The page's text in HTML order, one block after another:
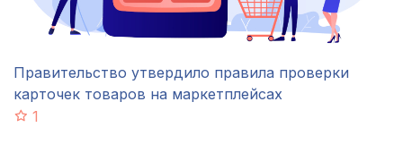
Правительство утвердило правила проверки
карточек товаров на маркетплейсах
1